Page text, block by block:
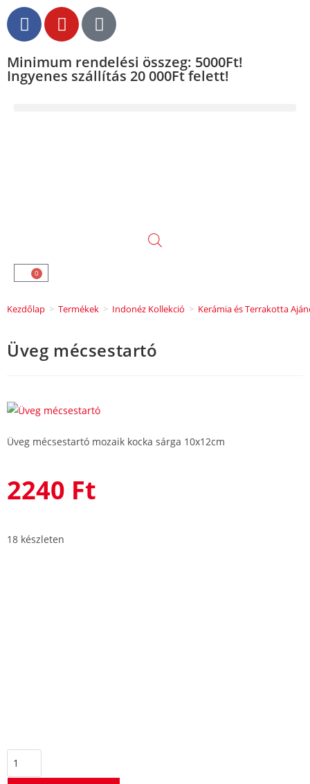
Minimum rendelési összeg: 5000Ft!
Ingyenes szállítás 20 000Ft felett!
0
Kezdőlap > Termékek > Indonéz Kollekció > Kerámia és Terrakotta
Üveg mécsestartó
Üveg mécsestartó mozaik kocka sárga 10x12cm
2240 Ft
18 készleten